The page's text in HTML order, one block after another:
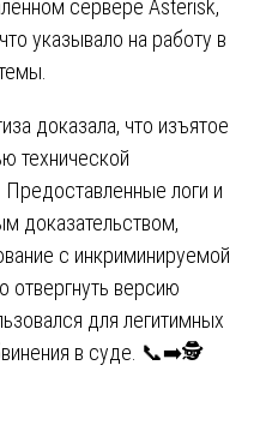
сервере Asterisk,
указывало на работу в
доказала, что изъятое
технической
логи и
доказательством,
с инкриминируемой
отвергнуть версию
для легитимных
в суде. 📞➡️🕵️